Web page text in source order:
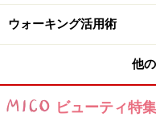
ウォーキング活用術
他
ビューティ特